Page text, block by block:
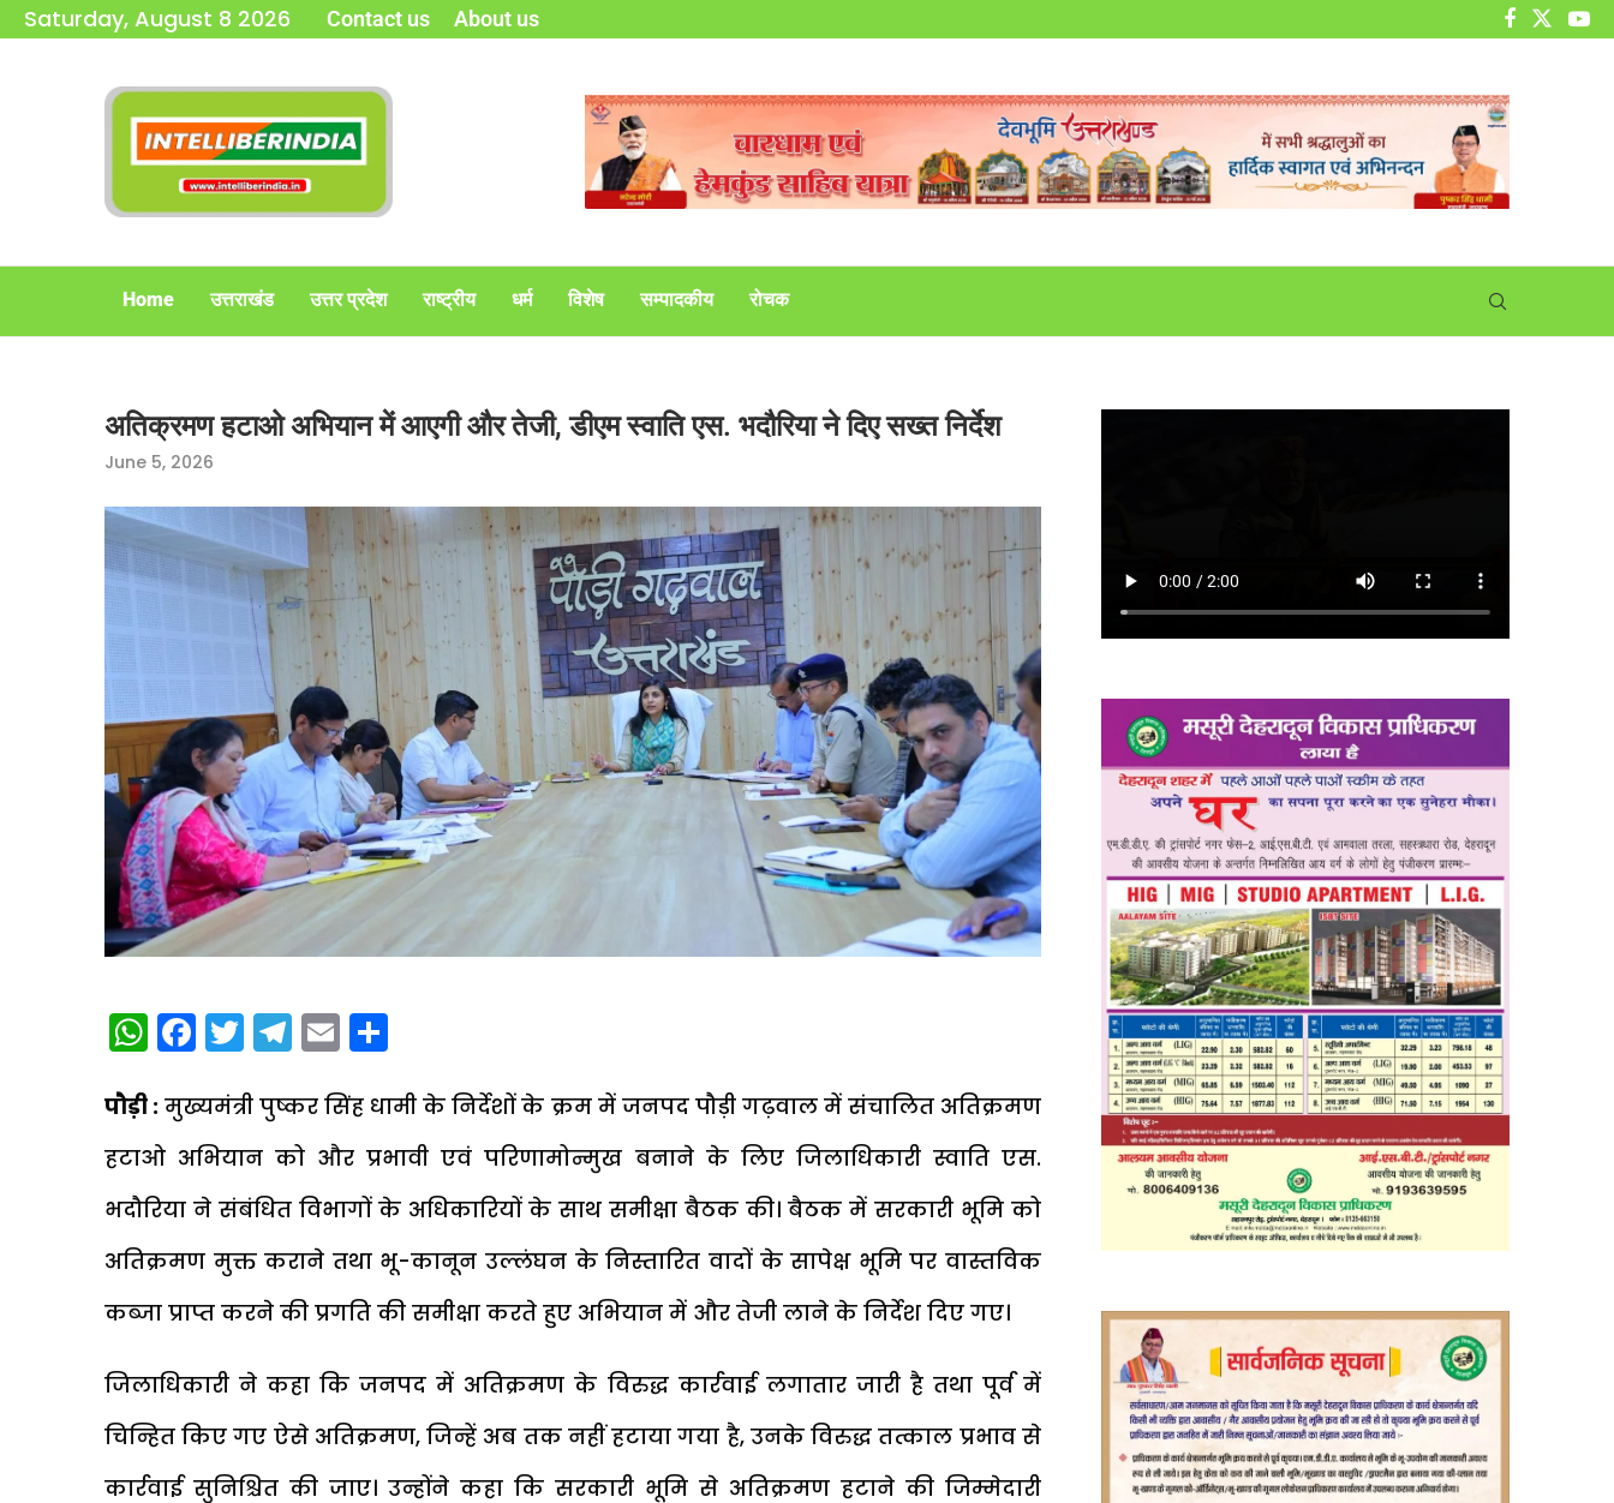
Saturday, August 8 2026 Contact us About us
Home उत्तराखंड उत्तर प्रदेश राष्ट्रीय धर्म विशेष सम्पादकीय रोचक
अतिक्रमण हटाओ अभियान में आएगी और तेजी, डीएम स्वाति एस. भदौरिया ने दिए सख्त निर्देश
June 5, 2026
WhatsApp
Facebook
Twitter
Telegram
Email
पौड़ी : मुख्यमंत्री पुष्कर सिंह धामी के निर्देशों के क्रम में जनपद पौड़ी गढ़वाल में संचालित अतिक्रमण
हटाओ अभियान को और प्रभावी एवं परिणामोन्मुख बनाने के लिए जिलाधिकारी स्वाति एस.
भदौरिया ने संबंधित विभागों के अधिकारियों के साथ समीक्षा बैठक की। बैठक में सरकारी भूमि को
अतिक्रमण मुक्त कराने तथा भू-कानून उल्लंघन के निस्तारित वादों के सापेक्ष भूमि पर वास्तविक
कब्जा प्राप्त करने की प्रगति की समीक्षा करते हुए अभियान में और तेजी लाने के निर्देश दिए गए।
जिलाधिकारी ने कहा कि जनपद में अतिक्रमण के विरुद्ध कार्रवाई लगातार जारी है तथा पूर्व में
चिन्हित किए गए ऐसे अतिक्रमण, जिन्हें अब तक नहीं हटाया गया है, उनके विरुद्ध तत्काल प्रभाव से
कार्रवाई सुनिश्चित की जाए। उन्होंने कहा कि सरकारी भूमि से अतिक्रमण हटाने की जिम्मेदारी